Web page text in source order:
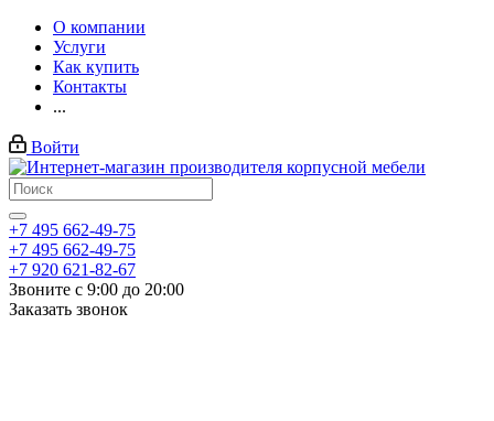
О компании
Услуги
Как купить
Контакты
...
Войти
+7 495 662-49-75
+7 495 662-49-75
+7 920 621-82-67
Звоните с 9:00 до 20:00
Заказать звонок